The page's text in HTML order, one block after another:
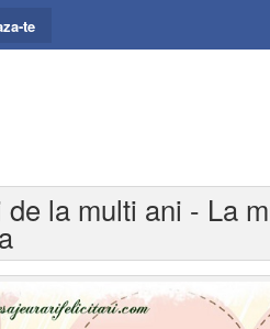
te
de la multi ani - La